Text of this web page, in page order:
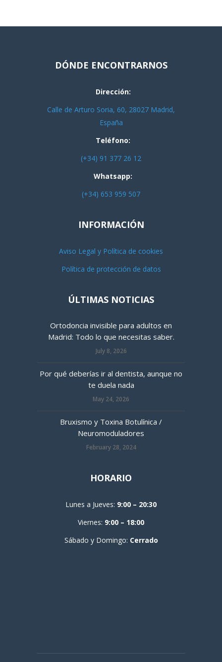
DÓNDE ENCONTRARNOS
Dirección:
Calle de Arturo Soria, 60, 28027 Madrid,
España
Teléfono:
(+34) 91 377 26 12
Whatsapp:
(+34) 653 959 507
INFORMACIÓN
Aviso Legal y Política de cookies
Política de protección de datos
ÚLTIMAS NOTICIAS
Ortodoncia invisible para adultos en
Madrid: Todo lo que necesitas saber.
July 8, 2026
Por qué deberías ir al dentista, aunque no
te duela nada
May 24, 2026
Bruxismo y Toxina Botulínica /
Neuromoduladores
February 28, 2024
HORARIO
Lunes a Jueves: 9:00 – 20:30
Viernes: 9:00 – 18:00
Sábado y Domingo: Cerrado